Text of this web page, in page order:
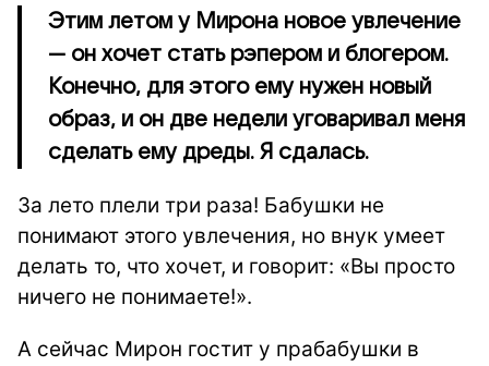
Этим летом у Мирона новое увлечение
— он хочет стать рэпером и блогером.
Конечно, для этого ему нужен новый
образ, и он две недели уговаривал меня
сделать ему дреды. Я сдалась.
За лето плели три раза! Бабушки не
понимают этого увлечения, но внук умеет
делать то, что хочет, и говорит: «Вы просто
ничего не понимаете!».
А сейчас Мирон гостит у прабабушки в